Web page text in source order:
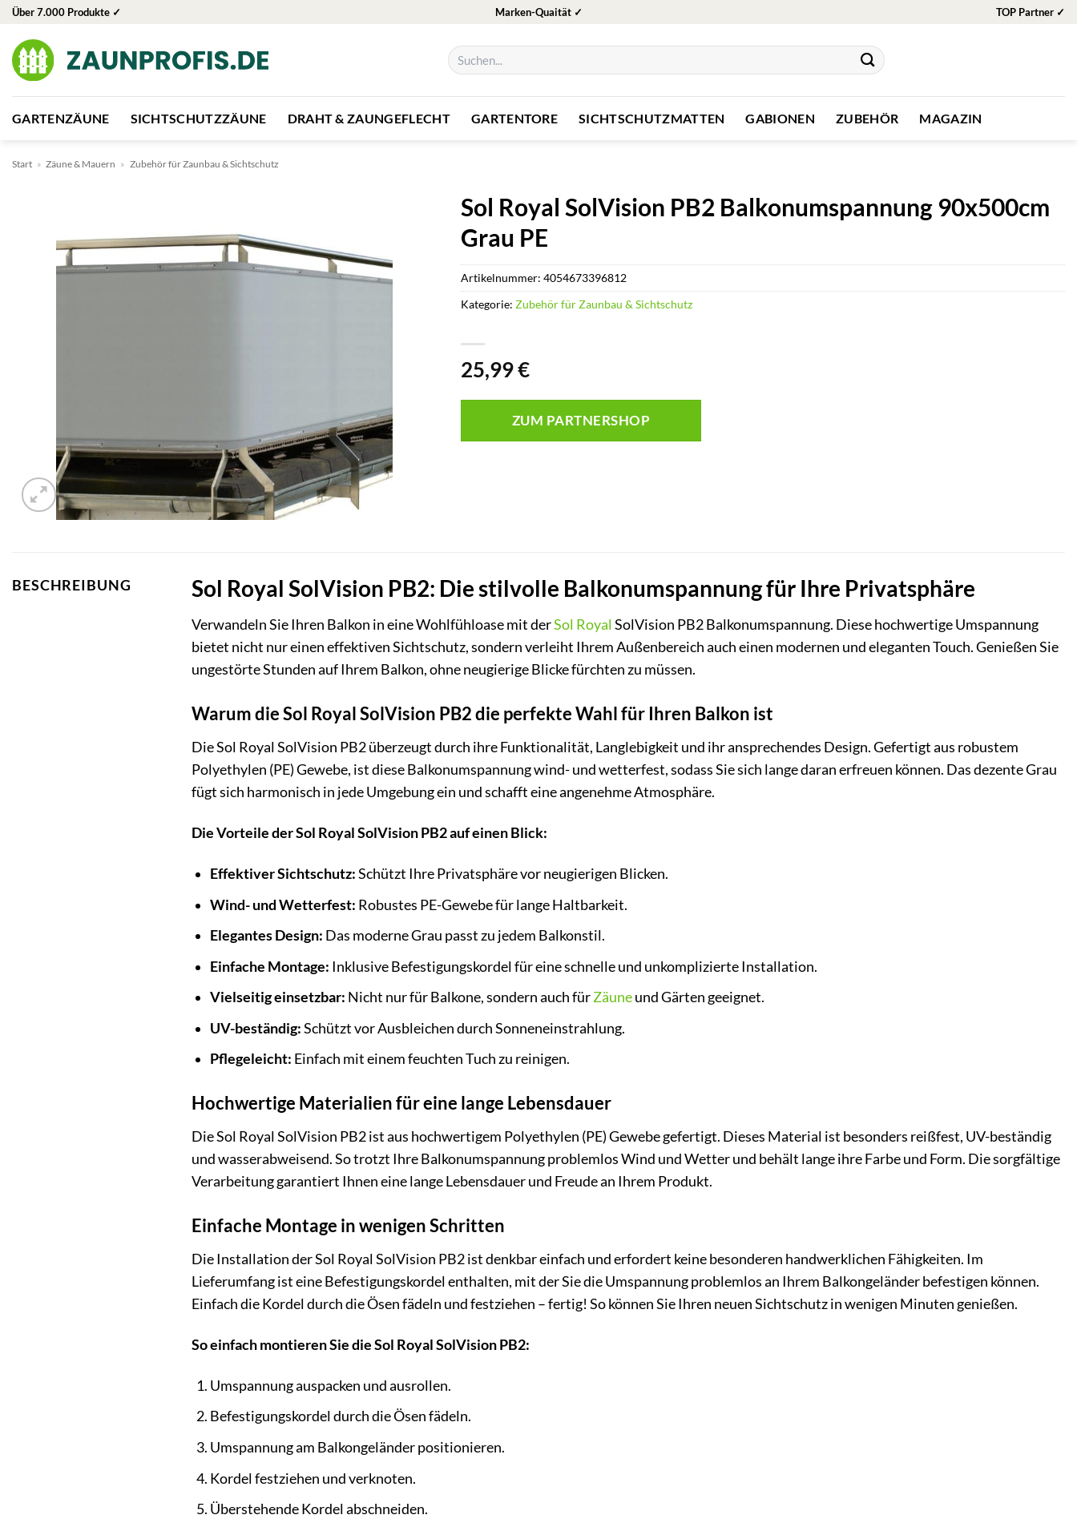
Zum
springen
Über 7.000 Produkte ✓ Marken-Quaität ✓ TOP Partner ✓
Suchen
nach:
GARTENZÄUNE SICHTSCHUTZZÄUNE DRAHT & ZAUNGEFLECHT GARTENTORE SICHTSCHUTZMATTEN GABIONEN ZUBEHÖR MAGAZIN
Start » Zäune & Mauern » Zubehör für Zaunbau & Sichtschutz
Sol Royal SolVision PB2 Balkonumspannung 90x500cm
Grau PE
25,99€
ZUM PARTNERSHOP
Artikelnummer: 4054673396812
Kategorie: Zubehör für Zaunbau & Sichtschutz
BESCHREIBUNG Sol Royal SolVision PB2: Die stilvolle Balkonumspannung für Ihre Privatsphäre
Verwandeln Sie Ihren Balkon in eine Wohlfühloase mit derSol Royal SolVision PB2 Balkonumspannung. Diese hochwertige Umspannung
bietet nicht nur einen effektiven Sichtschutz, sondern verleiht Ihrem Außenbereich auch einen modernen und eleganten Touch. Genießen Sie
ungestörte Stunden auf Ihrem Balkon, ohne neugierige Blicke fürchten zu müssen.
Warum die Sol Royal SolVision PB2 die perfekte Wahl für Ihren Balkon ist
Die Sol Royal SolVision PB2 überzeugt durch ihre Funktionalität, Langlebigkeit und ihr ansprechendes Design. Gefertigt aus robustem
Polyethylen (PE) Gewebe, ist diese Balkonumspannung wind- und wetterfest, sodass Sie sich lange daran erfreuen können. Das dezente Grau
fügt sich harmonisch in jede Umgebung ein und schafft eine angenehme Atmosphäre.
Die Vorteile der Sol Royal SolVision PB2 auf einen Blick:
Effektiver Sichtschutz:Schützt Ihre Privatsphäre vor neugierigen Blicken.
Wind- und Wetterfest: Robustes PE-Gewebe für lange Haltbarkeit.
Elegantes Design: Das moderne Grau passt zu jedem Balkonstil.
Einfache Montage: Inklusive Befestigungskordel für eine schnelle und unkomplizierte Installation.
Vielseitig einsetzbar: Nicht nur für Balkone, sondern auch fürZäuneund Gärten geeignet.
UV-beständig:Schützt vor Ausbleichen durch Sonneneinstrahlung.
Pflegeleicht: Einfach mit einem feuchten Tuch zu reinigen.
Hochwertige Materialien für eine lange Lebensdauer
Die Sol Royal SolVision PB2 ist aus hochwertigem Polyethylen (PE) Gewebe gefertigt. Dieses Material ist besonders reißfest, UV-beständig
und wasserabweisend. So trotzt Ihre Balkonumspannung problemlos Wind und Wetter und behält lange ihre Farbe und Form. Die sorgfältige
Verarbeitung garantiert Ihnen eine lange Lebensdauer und Freude an Ihrem Produkt.
Einfache Montage in wenigen Schritten
Die Installation der Sol Royal SolVision PB2 ist denkbar einfach und erfordert keine besonderen handwerklichen Fähigkeiten. Im
Lieferumfang ist eine Befestigungskordel enthalten, mit der Sie die Umspannung problemlos an Ihrem Balkongeländer befestigen können.
Einfach die Kordel durch die Ösen fädeln und festziehen – fertig! So können Sie Ihren neuen Sichtschutz in wenigen Minuten genießen.
So einfach montieren Sie die Sol Royal SolVision PB2:
Umspannung auspacken und ausrollen.
Befestigungskordel durch die Ösen fädeln.
Umspannung am Balkongeländer positionieren.
Kordel festziehen und verknoten.
Überstehende Kordel abschneiden.